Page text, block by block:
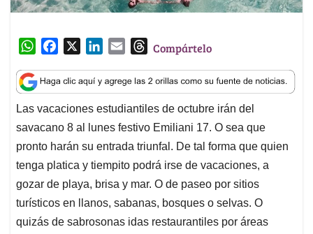
W
a
t
s
A
p
p
c
e
b
o
o
k
n
k
e
d
I
n
a
i
l
T
r
e
a
d
s
Compártelo
Las vacaciones estudiantiles de octubre irán del
savacano 8 al lunes festivo Emiliani 17. O sea que
pronto harán su entrada triunfal. De tal forma que quien
tenga platica y tiempito podrá irse de vacaciones, a
gozar de playa, brisa y mar. O de paseo por sitios
turísticos en llanos, sabanas, bosques o selvas. O
quizás de sabrosonas idas restaurantiles por áreas